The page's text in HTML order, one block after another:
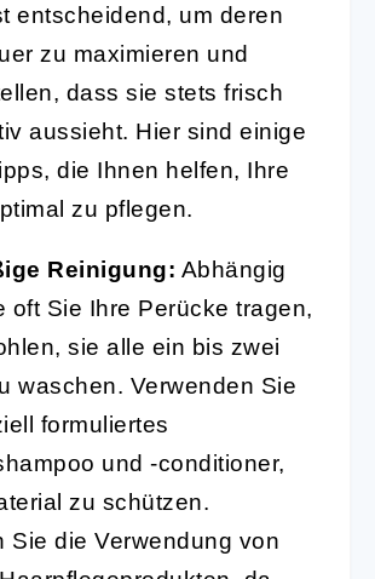
entscheidend, um deren
zu maximieren und
dass sie stets frisch
aussieht. Hier sind einige
die Ihnen helfen, Ihre
zu pflegen.
Reinigung: Abhängig
oft Sie Ihre Perücke tragen,
sie alle ein bis zwei
waschen. Verwenden Sie
formuliertes
und -conditioner,
zu schützen.
Sie die Verwendung von